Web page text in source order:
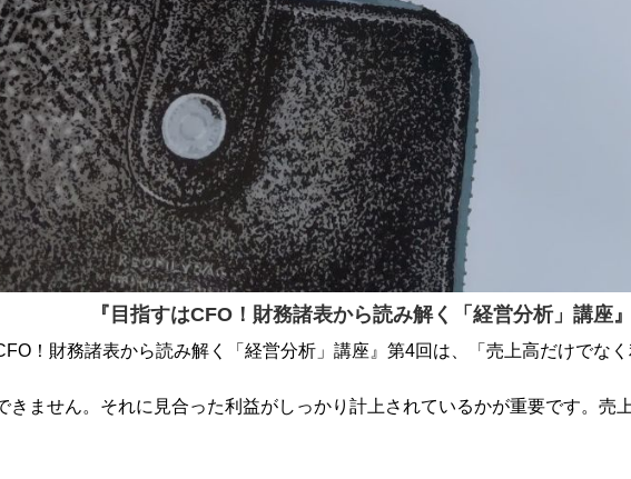
『目指すはCFO！財務諸表から読み解く「経営分析」講座
！財務諸表から読み解く「経営分析」講座』第4回は、「売上高だけでなく
きません。それに見合った利益がしっかり計上されているかが重要です。売